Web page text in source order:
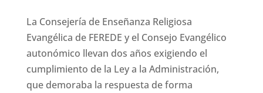
La Consejería de Enseñanza Religiosa
Evangélica de FEREDE y el Consejo Evangélico
autonómico llevan dos años exigiendo el
cumplimiento de la Ley a la Administración,
que demoraba la respuesta de forma